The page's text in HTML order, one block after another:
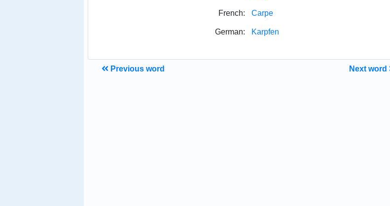
French: Carpe
German: Karpfen
Previous word Next word